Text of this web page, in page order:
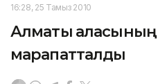
16:28, 25 Тамыз 2010
Алматы қаласының
марапатталды